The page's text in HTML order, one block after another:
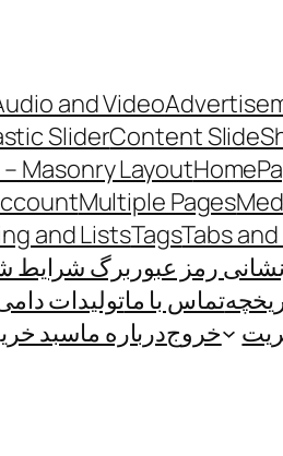
and Video
Content
Slider
Masonry Layout
Multiple Pages
Tabs
Tags
and Lists
رمز عبور برگ شرایط
تماس با ماتولیدات
خروجدرباره ماسبد